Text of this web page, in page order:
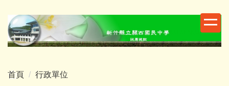
到
主
要
容
區
首頁 行政單位